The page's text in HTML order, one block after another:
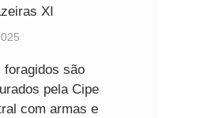
XI
foragidos são
pela Cipe
com armas e